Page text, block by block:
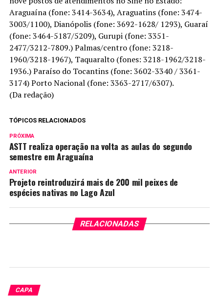
Araguaína (fone: 3414-3634), Araguatins (fone: 3474-
3003/1100), Dianópolis (fone: 3692-1628/ 1293), Guaraí
(fone: 3464-5187/5209), Gurupi (fone: 3351-
2477/3212-7809.) Palmas/centro (fone: 3218-
1960/3218-1967), Taquaralto (fones: 3218-1962/3218-
1936.) Paraíso do Tocantins (fone: 3602-3340 / 3361-
3174) Porto Nacional (fone: 3363-2717/6307).
(Da redação)
TÓPICOS RELACIONADOS
PRÓXIMA
ASTT realiza operação na volta as aulas do segundo
semestre em Araguaína
ANTERIOR
Projeto reintroduzirá mais de 200 mil peixes de
espécies nativas no Lago Azul
RELACIONADAS
CAPA